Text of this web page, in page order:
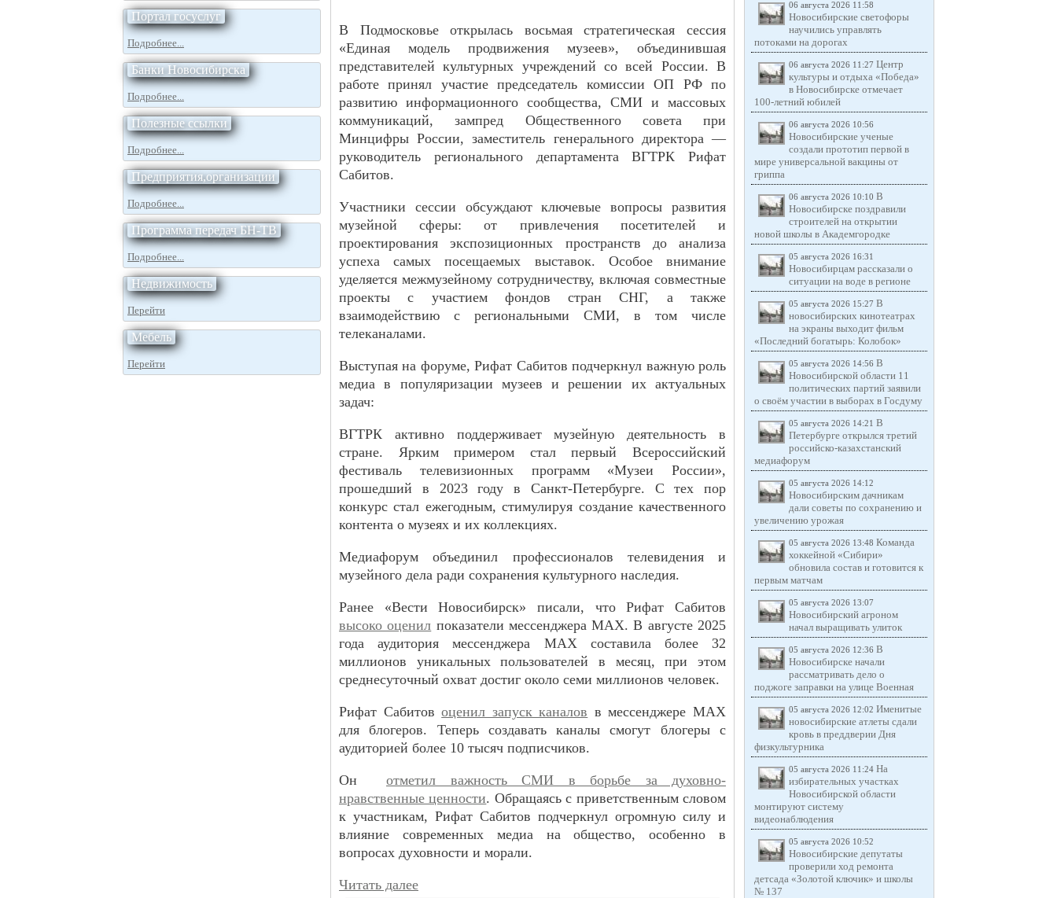
Портал госуслуг
Подробнее...
Банки Новосибирска
Подробнее...
Полезные ссылки
Подробнее...
Предприятия,организации
Подробнее...
Программа передач БН-ТВ
Подробнее...
Недвижимость
Перейти
Мебель
Перейти
В Подмосковье открылась восьмая стратегическая сессия
«Единая модель продвижения музеев», объединившая
представителей культурных учреждений со всей России. В
работе принял участие председатель комиссии ОП РФ по
развитию информационного сообщества, СМИ и массовых
коммуникаций, зампред Общественного совета при
Минцифры России, заместитель генерального директора —
руководитель регионального департамента ВГТРК Рифат
Сабитов.
Участники сессии обсуждают ключевые вопросы развития
музейной сферы: от привлечения посетителей и
проектирования экспозиционных пространств до анализа
успеха самых посещаемых выставок. Особое внимание
уделяется межмузейному сотрудничеству, включая совместные
проекты с участием фондов стран СНГ, а также
взаимодействию с региональными СМИ, в том числе
телеканалами.
Выступая на форуме, Рифат Сабитов подчеркнул важную роль
медиа в популяризации музеев и решении их актуальных
задач:
ВГТРК активно поддерживает музейную деятельность в
стране. Ярким примером стал первый Всероссийский
фестиваль телевизионных программ «Музеи России»,
прошедший в 2023 году в Санкт-Петербурге. С тех пор
конкурс стал ежегодным, стимулируя создание качественного
контента о музеях и их коллекциях.
Медиафорум объединил профессионалов телевидения и
музейного дела ради сохранения культурного наследия.
Ранее «Вести Новосибирск» писали, что Рифат Сабитов
высоко оценил показатели мессенджера MAX. В августе 2025
года аудитория мессенджера MAX составила более 32
миллионов уникальных пользователей в месяц, при этом
среднесуточный охват достиг около семи миллионов человек.
Рифат Сабитовоценил запуск каналов в мессенджере МАХ
для блогеров. Теперь создавать каналы смогут блогеры с
аудиторией более 10 тысяч подписчиков.
Он отметил важность СМИ в борьбе за духовно-
нравственные ценности. Обращаясь с приветственным словом
к участникам, Рифат Сабитов подчеркнул огромную силу и
влияние современных медиа на общество, особенно в
вопросах духовности и морали.
Читать далее
06 августа 2026 11:58
Новосибирские светофоры
научились управлять
потоками на дорогах
06 августа 2026 11:27 Центр
культуры и отдыха «Победа»
в Новосибирске отмечает
100-летний юбилей
06 августа 2026 10:56
Новосибирские ученые
создали прототип первой в
мире универсальной вакцины от
гриппа
06 августа 2026 10:10 В
Новосибирске поздравили
строителей на открытии
новой школы в Академгородке
05 августа 2026 16:31
Новосибирцам рассказали о
ситуации на воде в регионе
05 августа 2026 15:27 В
новосибирских кинотеатрах
на экраны выходит фильм
«Последний богатырь: Колобок»
05 августа 2026 14:56 В
Новосибирской области 11
политических партий заявили
о своём участии в выборах в Госдуму
05 августа 2026 14:21 В
Петербурге открылся третий
российско-казахстанский
медиафорум
05 августа 2026 14:12
Новосибирским дачникам
дали советы по сохранению и
увеличению урожая
05 августа 2026 13:48 Команда
хоккейной «Сибири»
обновила состав и готовится к
первым матчам
05 августа 2026 13:07
Новосибирский агроном
начал выращивать улиток
05 августа 2026 12:36 В
Новосибирске начали
рассматривать дело о
поджоге заправки на улице Военная
05 августа 2026 12:02 Именитые
новосибирские атлеты сдали
кровь в преддверии Дня
физкультурника
05 августа 2026 11:24 На
избирательных участках
Новосибирской области
монтируют систему
видеонаблюдения
05 августа 2026 10:52
Новосибирские депутаты
проверили ход ремонта
детсада «Золотой ключик» и школы
№ 137